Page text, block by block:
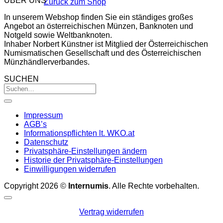
Zurück zum Shop
In unserem Webshop finden Sie ein ständiges großes
Angebot an österreichischen Münzen, Banknoten und
Notgeld sowie Weltbanknoten.
Inhaber Norbert Künstner ist Mitglied der Österreichischen
Numismatischen Gesellschaft und des Österreichischen
Münzhändlerverbandes.
SUCHEN
Impressum
AGB’s
Informationspflichten lt. WKO.at
Datenschutz
Privatsphäre-Einstellungen ändern
Historie der Privatsphäre-Einstellungen
Einwilligungen widerrufen
Copyright 2026 © Internumis. Alle Rechte vorbehalten.
Vertrag widerrufen